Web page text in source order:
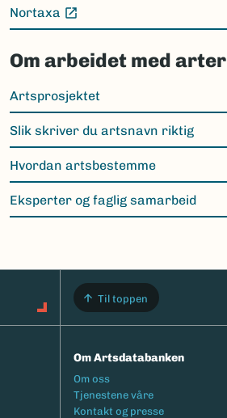
Nortaxa
(Ekstern lenke)
Om arbeidet med arter
Artsprosjektet
Slik skriver du artsnavn riktig
Hvordan artsbestemme
Eksperter og faglig samarbeid
Til toppen
Om Artsdatabanken
Footermeny
Om oss
Tjenestene våre
Kontakt og presse